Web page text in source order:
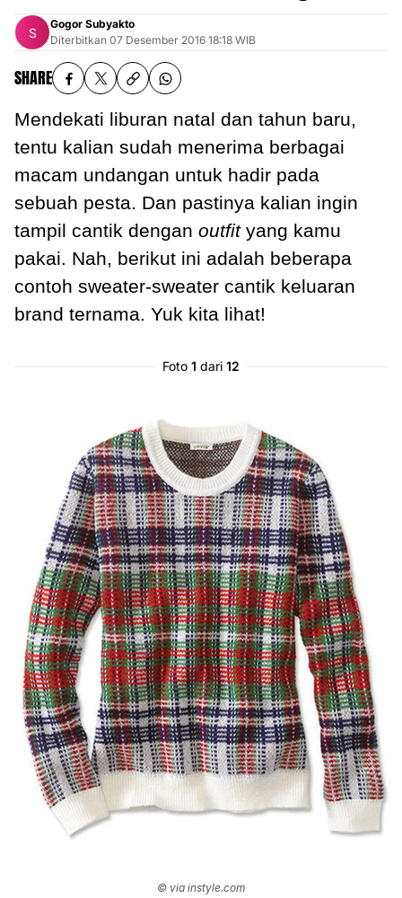
Gogor Subyakto
Diterbitkan 07 Desember 2016 18:18 WIB
SHARE
Mendekati liburan natal dan tahun baru,
tentu kalian sudah menerima berbagai
macam undangan untuk hadir pada
sebuah pesta. Dan pastinya kalian ingin
tampil cantik dengan outfityang kamu
pakai. Nah, berikut ini adalah beberapa
contoh sweater-sweater cantik keluaran
brand ternama. Yuk kita lihat!
Foto 1 dari 12
© via instyle.com